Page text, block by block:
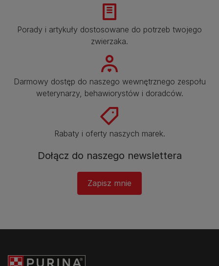
Porady i artykuły dostosowane do potrzeb twojego
zwierzaka.​
Darmowy dostęp do naszego wewnętrznego zespołu
weterynarzy, behawiorystów i doradców.​
Rabaty i oferty naszych marek.​
Dołącz do naszego newslettera
Zapisz mnie